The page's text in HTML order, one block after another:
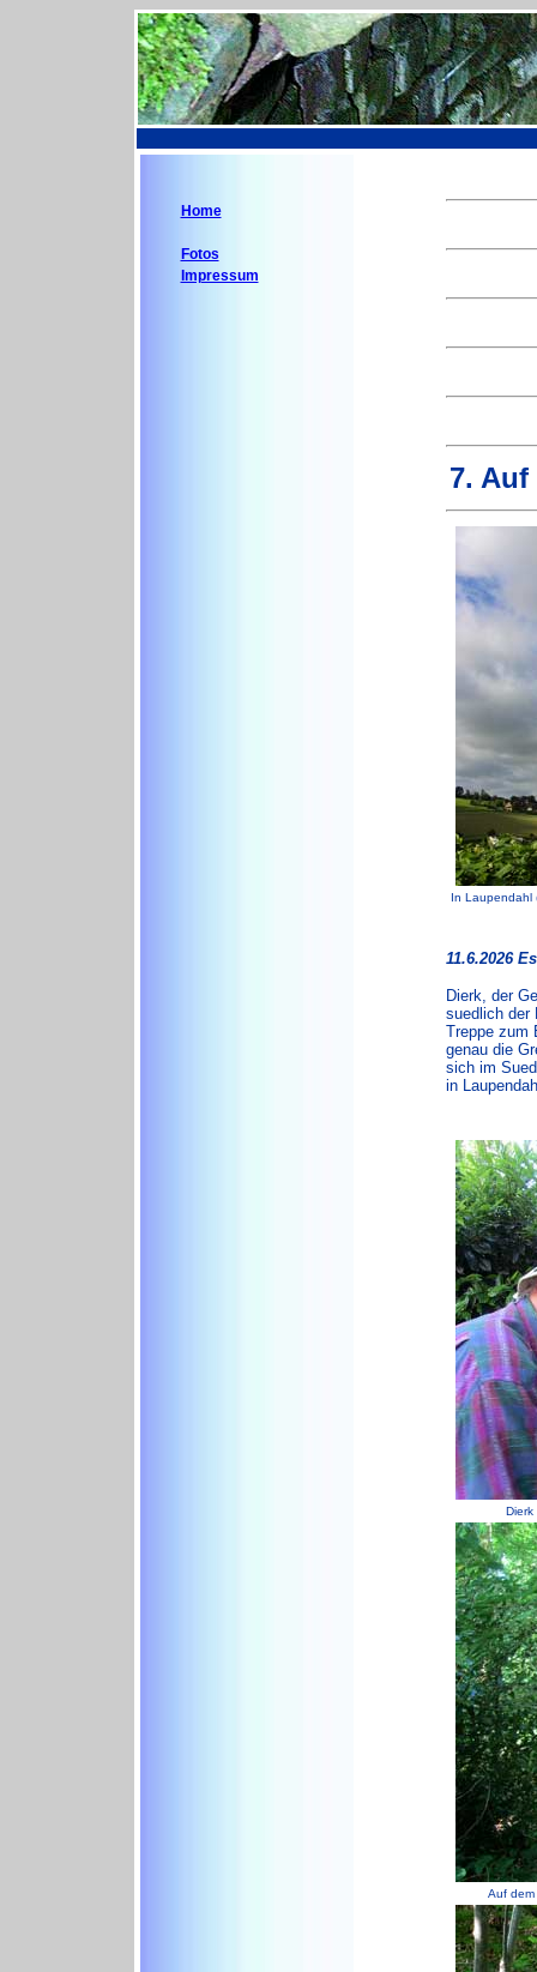
Home
Fotos
Impressum
7.
In Laupendahl
11.6.2026
Dierk, der
suedlich der
Treppe zum
genau die
sich im
in
Dierk
Auf